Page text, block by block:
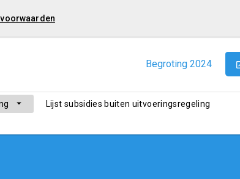
Begroting 2024
Lijst subsidies buiten uitvoeringsregeling